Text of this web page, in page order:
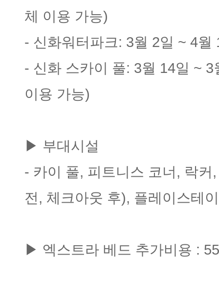
체 이용 가능)
- 신화워터파크: 3월 2일 ~ 4월
- 신화 스카이 풀: 3월 14일 ~
이용 가능)
▶ 부대시설
- 카이 풀, 피트니스 코너, 락
전, 체크아웃 후), 플레이스테
▶ 엑스트라 베드 추가비용 :